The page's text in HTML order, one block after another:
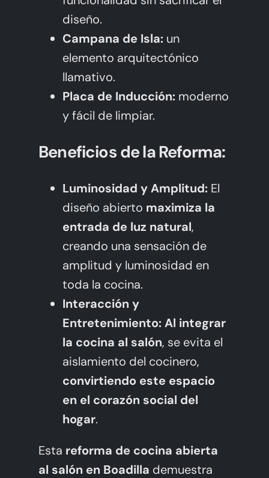
diseño.
Campana de Isla:un
elemento arquitectónico
llamativo.
Placa de Inducción:moderno
y fácil de limpiar.
Beneficios de la Reforma:
Luminosidad y Amplitud:El
diseño abierto maximiza la
entrada de luz natural,
creando una sensación de
amplitud y luminosidad en
toda la cocina.
Interacción y
Entretenimiento:Al integrar
la cocina al salón, se evita el
aislamiento del cocinero,
convirtiendo este espacio
en el corazón social del
hogar.
Esta reforma de cocina abierta
al salón en Boadilla demuestra